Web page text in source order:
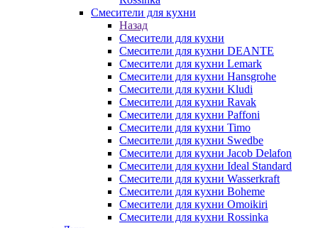
Смесители для кухни
Назад
Смесители для кухни
Смесители для кухни DEANTE
Смесители для кухни Lemark
Смесители для кухни Hansgrohe
Смесители для кухни Kludi
Смесители для кухни Ravak
Смесители для кухни Paffoni
Смесители для кухни Timo
Смесители для кухни Swedbe
Смесители для кухни Jacob Delafon
Смесители для кухни Ideal Standard
Смесители для кухни Wasserkraft
Смесители для кухни Boheme
Смесители для кухни Omoikiri
Смесители для кухни Rossinka